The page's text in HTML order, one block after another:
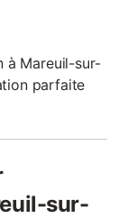
à Mareuil-sur-
parfaite
sur-